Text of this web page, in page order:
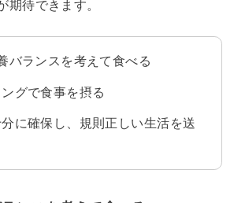
期待できます。
バランスを考えて食べる
グで食事を摂る
に確保し、規則正しい生活を送